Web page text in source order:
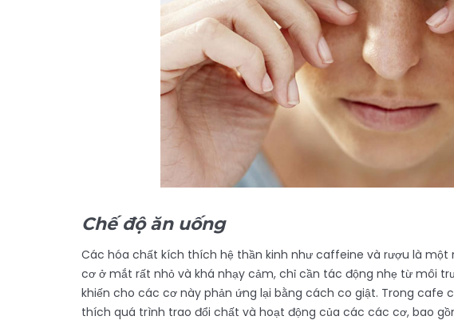
Chế độ ăn uống
Các hóa chất kích thích hệ thần kinh như caffeine và rượu là một
cơ ở mắt rất nhỏ và khá nhạy cảm, chỉ cần tác động nhẹ từ môi
khiến cho các cơ này phản ứng lại bằng cách co giật. Trong
thích quá trình trao đổi chất và hoạt động của các các cơ, bao